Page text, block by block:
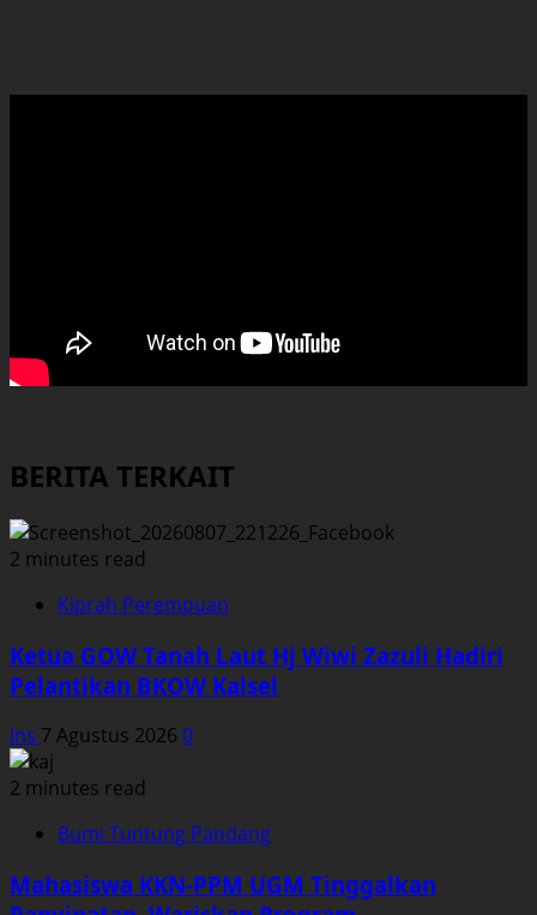
BERITA TERKAIT
2 minutes read
Kiprah Perempuan
Ketua GOW Tanah Laut Hj Wiwi Zazuli Hadiri
Pelantikan BKOW Kalsel
Ins 7 Agustus 2026 0
2 minutes read
Bumi Tuntung Pandang
Mahasiswa KKN-PPM UGM Tinggalkan